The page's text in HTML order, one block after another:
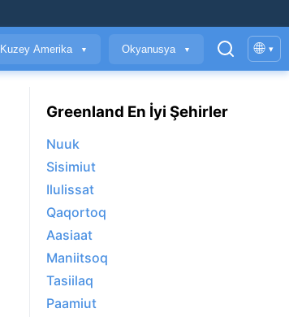
Kuzey Amerika ▼ Okyanusya ▼ 🌐 ▾
Greenland En İyi Şehirler
Nuuk
Sisimiut
Ilulissat
Qaqortoq
Aasiaat
Maniitsoq
Tasiilaq
Paamiut